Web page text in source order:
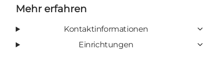
Mehr erfahren
Kontaktinformationen
Einrichtungen